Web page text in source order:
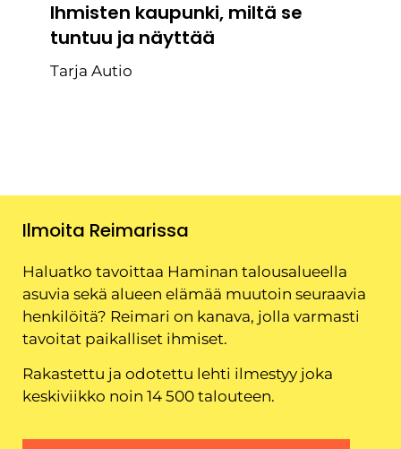
Ihmisten kaupunki, miltä se
tuntuu ja näyttää
Tarja Autio
Ilmoita Reimarissa
Haluatko tavoittaa Haminan talousalueella
asuvia sekä alueen elämää muutoin seuraavia
henkilöitä? Reimari on kanava, jolla varmasti
tavoitat paikalliset ihmiset.
Rakastettu ja odotettu lehti ilmestyy joka
keskiviikko noin 14 500 talouteen.